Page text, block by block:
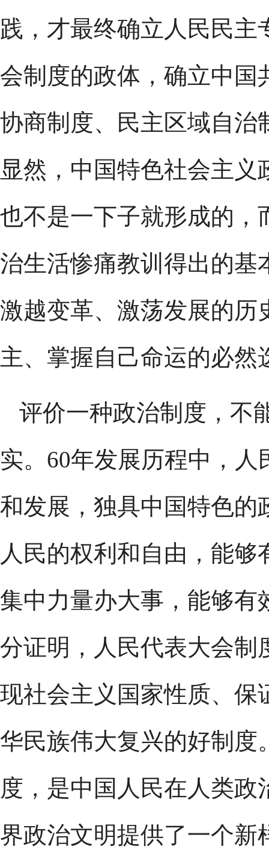
践，才最终确立人民民
会制度的政体，确立中国
协商制度、民主区域自治
显然，中国特色社会主
也不是一下子就形成的，
治生活惨痛教训得出的基
激越变革、激荡发展的历
主、掌握自己命运的必然
评价一种政治制度，不
实。60年发展历程中，
和发展，独具中国特色的
人民的权利和自由，能
集中力量办大事，能够有
分证明，人民代表大会制
现社会主义国家性质、保
华民族伟大复兴的好制度
度，是中国人民在人类
界政治文明提供了一个新